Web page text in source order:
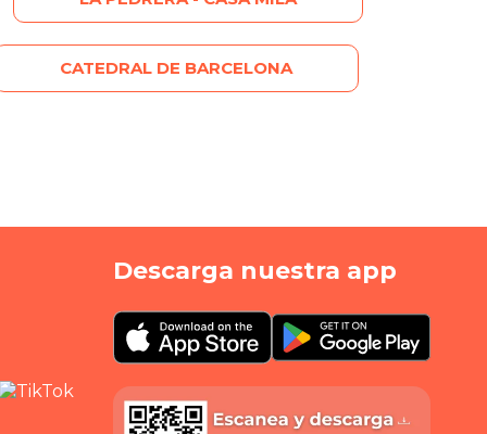
CATEDRAL DE BARCELONA
Descarga nuestra app